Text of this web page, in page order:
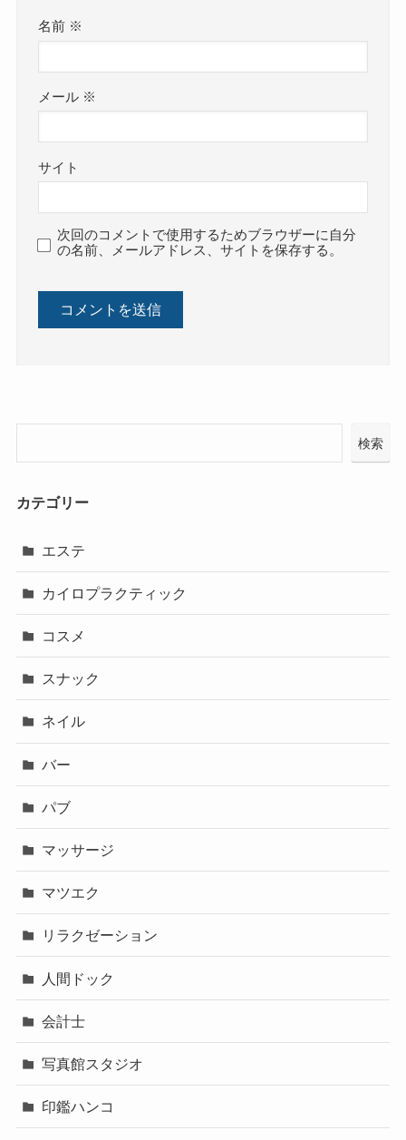
名前 ※
メール ※
サイト
次回のコメントで使用するためブラウザーに自分
の名前、メールアドレス、サイトを保存する。
検索
カテゴリー
エステ
カイロプラクティック
コスメ
スナック
ネイル
バー
パブ
マッサージ
マツエク
リラクゼーション
人間ドック
会計士
写真館スタジオ
印鑑ハンコ